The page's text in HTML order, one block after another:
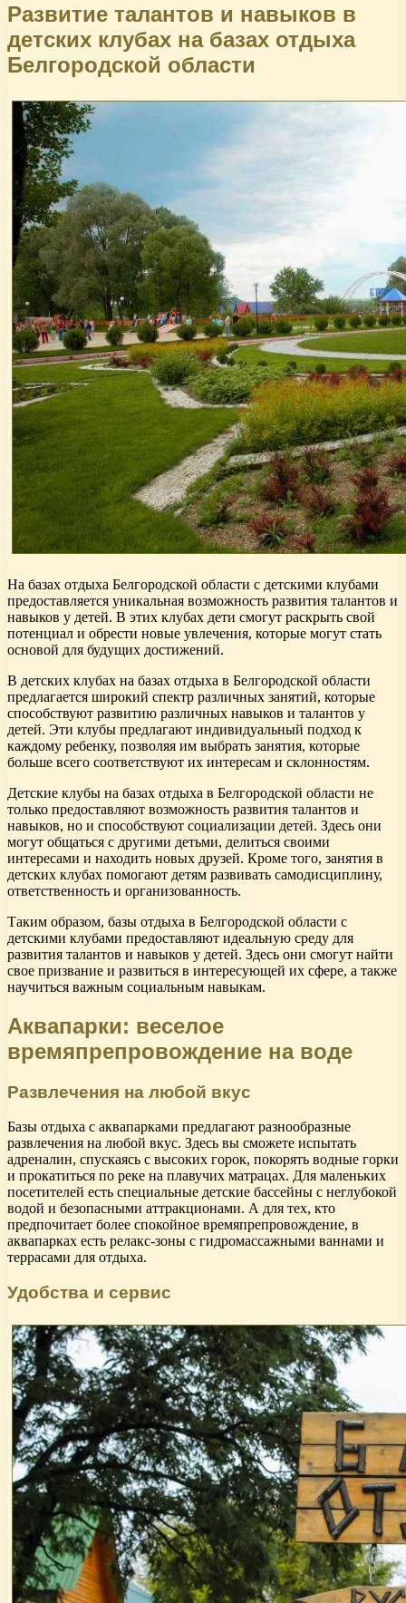
Развитие талантов и навыков в
детских клубах на базах отдыха
Белгородской области
На базах отдыха Белгородской области с детскими клубами
предоставляется уникальная возможность развития талантов и
навыков у детей. В этих клубах дети смогут раскрыть свой
потенциал и обрести новые увлечения, которые могут стать
основой для будущих достижений.
В детских клубах на базах отдыха в Белгородской области
предлагается широкий спектр различных занятий, которые
способствуют развитию различных навыков и талантов у
детей. Эти клубы предлагают индивидуальный подход к
каждому ребенку, позволяя им выбрать занятия, которые
больше всего соответствуют их интересам и склонностям.
Детские клубы на базах отдыха в Белгородской области не
только предоставляют возможность развития талантов и
навыков, но и способствуют социализации детей. Здесь они
могут общаться с другими детьми, делиться своими
интересами и находить новых друзей. Кроме того, занятия в
детских клубах помогают детям развивать самодисциплину,
ответственность и организованность.
Таким образом, базы отдыха в Белгородской области с
детскими клубами предоставляют идеальную среду для
развития талантов и навыков у детей. Здесь они смогут найти
свое призвание и развиться в интересующей их сфере, а также
научиться важным социальным навыкам.
Аквапарки: веселое
времяпрепровождение на воде
Развлечения на любой вкус
Базы отдыха с аквапарками предлагают разнообразные
развлечения на любой вкус. Здесь вы сможете испытать
адреналин, спускаясь с высоких горок, покорять водные горки
и прокатиться по реке на плавучих матрацах. Для маленьких
посетителей есть специальные детские бассейны с неглубокой
водой и безопасными аттракционами. А для тех, кто
предпочитает более спокойное времяпрепровождение, в
аквапарках есть релакс-зоны с гидромассажными ваннами и
террасами для отдыха.
Удобства и сервис